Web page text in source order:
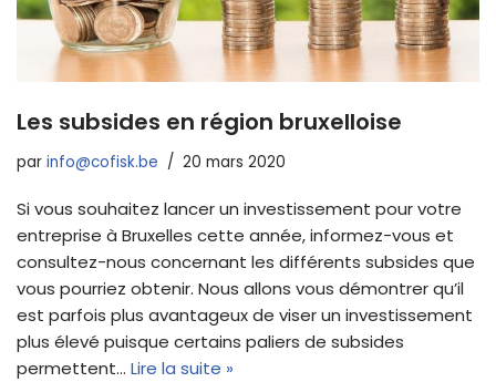
Les subsides en région bruxelloise
par info@cofisk.be 20 mars 2020
Si vous souhaitez lancer un investissement pour votre
entreprise à Bruxelles cette année, informez-vous et
consultez-nous concernant les différents subsides que
vous pourriez obtenir. Nous allons vous démontrer qu’il
est parfois plus avantageux de viser un investissement
plus élevé puisque certains paliers de subsides
permettent… Lire la suite »